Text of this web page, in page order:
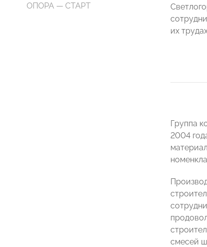
ОПОРА — СТАРТ
их
Группа
2004
смесей